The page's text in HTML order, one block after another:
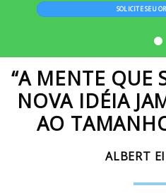
SOLICITE SEU
“A MENTE QUE
NOVA IDÉIA
AO
ALBERT